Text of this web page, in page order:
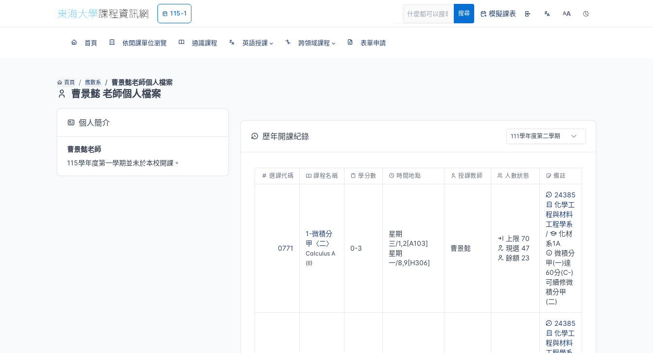
115-1 搜尋 模擬課表 AA
首頁 依開課單位瀏覽 通識課程 英語授課 跨領域課程 表單申請
首頁 應數系 曹景懿老師個人檔案
曹景懿 老師個人檔案
個人簡介
曹景懿老師
115學年度第一學期並未於本校開課。
歷年開課紀錄
選課代碼 課程名稱 學分數 時間地點 授課教師 人數狀態 備註
0771
1-微積分
甲〈二〉
Calculus A
(II)
0-3
星期
三/1,2[A103]
星期
一/8,9[H306]
曹景懿
上限 70
現選 47
餘額 23
24385
化學工
程與材料
工程學系
/
化材
系1A
微積分
甲(一)達
60分(C-)
可續修微
積分甲
(二)
24385
化學工
程與材料